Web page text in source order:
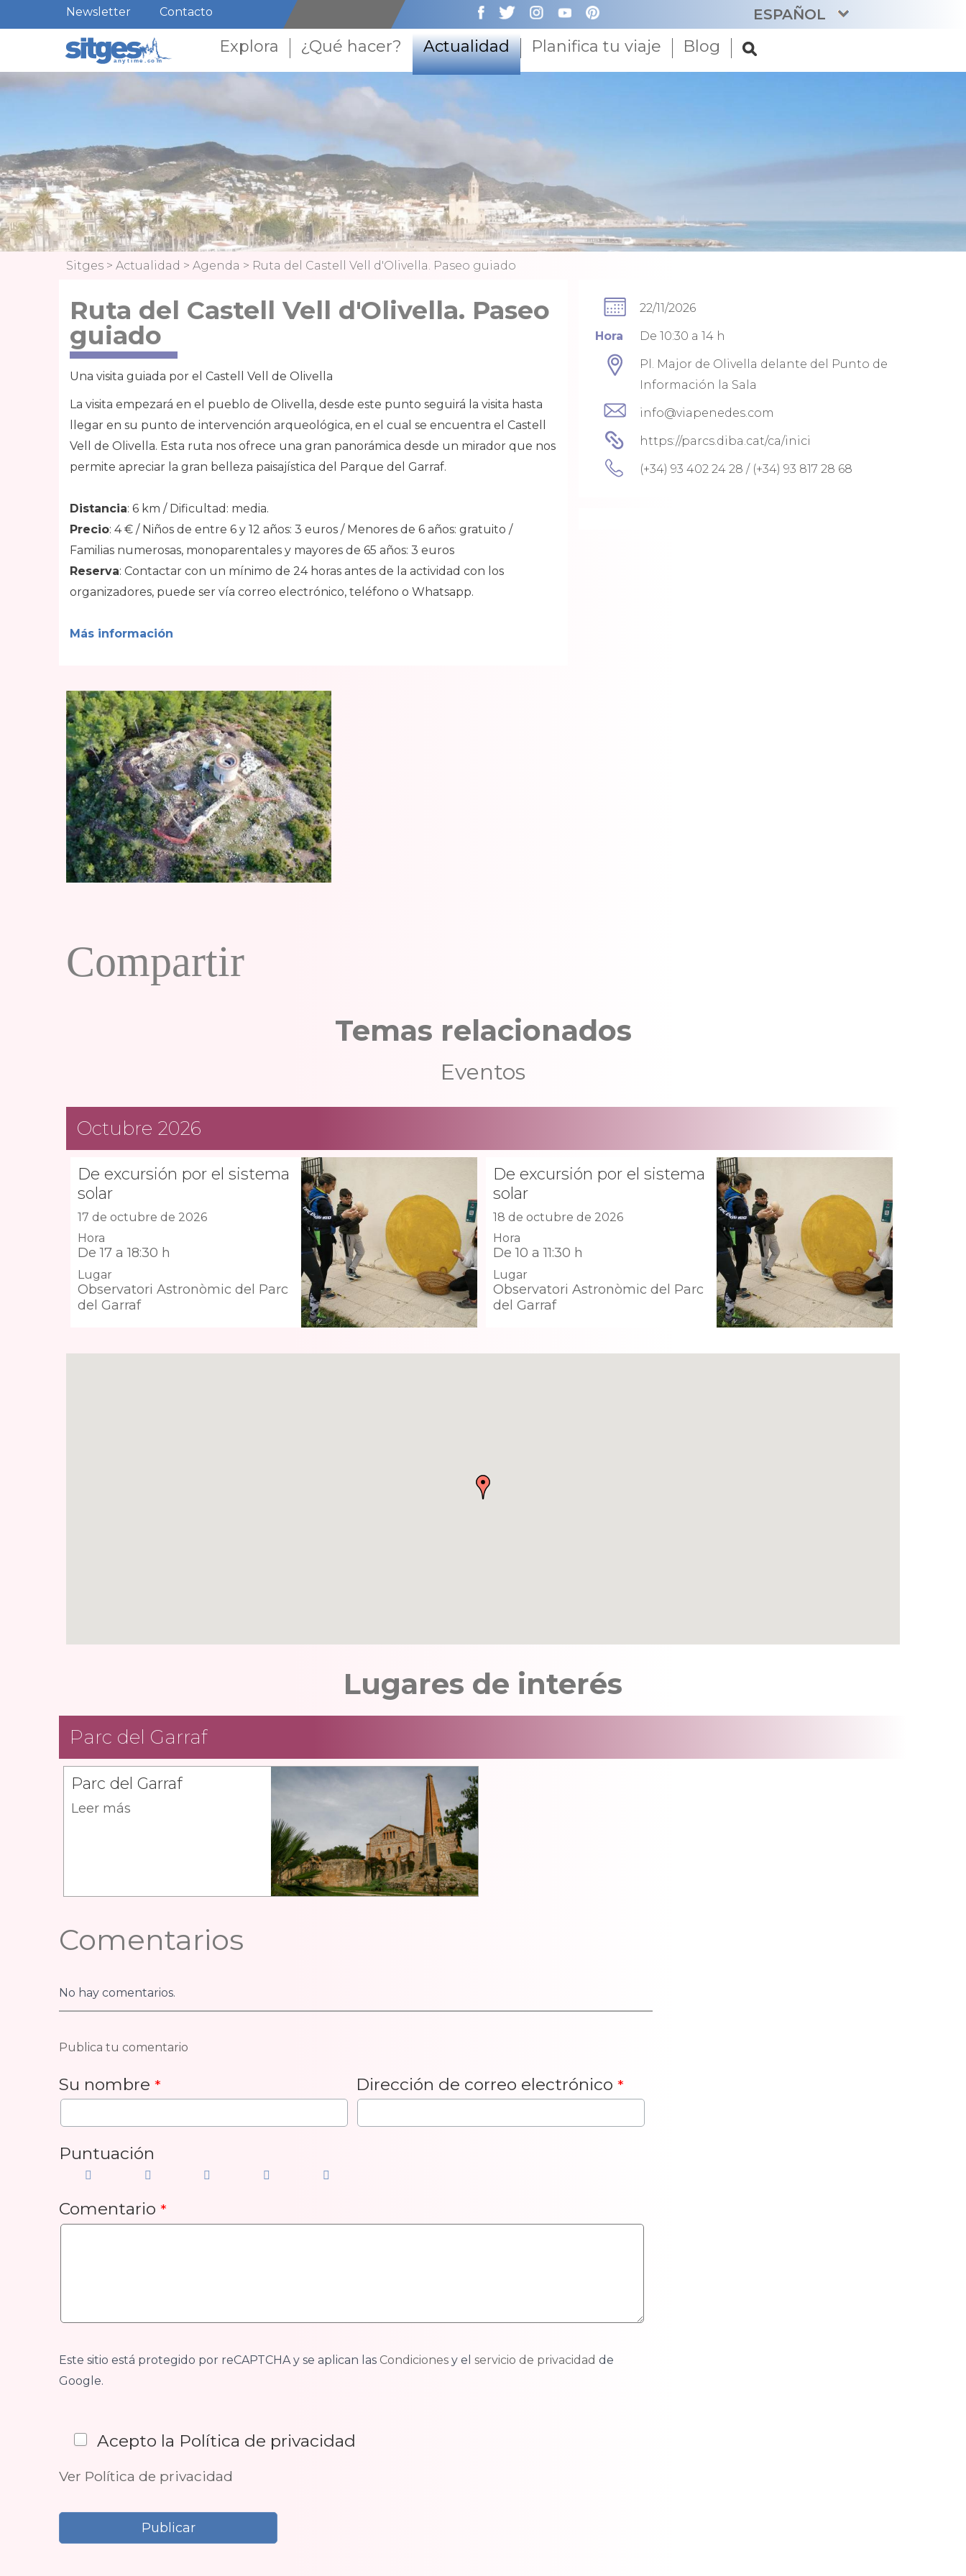
Newsletter Contacto ESPAÑOL
Explora ¿Qué hacer? Actualidad Planifica tu viaje Blog
Sitges > Actualidad > Agenda > Ruta del Castell Vell d'Olivella. Paseo guiado
Ruta del Castell Vell d'Olivella. Paseo
guiado
Una visita guiada por el Castell Vell de Olivella
La visita empezará en el pueblo de Olivella, desde este punto seguirá la visita hasta
llegar en su punto de intervención arqueológica, en el cual se encuentra el Castell
Vell de Olivella. Esta ruta nos ofrece una gran panorámica desde un mirador que nos
permite apreciar la gran belleza paisajística del Parque del Garraf.
Distancia: 6 km / Dificultad: media.
Precio: 4 € / Niños de entre 6 y 12 años: 3 euros / Menores de 6 años: gratuito /
Familias numerosas, monoparentales y mayores de 65 años: 3 euros
Reserva: Contactar con un mínimo de 24 horas antes de la actividad con los
organizadores, puede ser vía correo electrónico, teléfono o Whatsapp.
Más información
22/11/2026
Hora De 10:30 a 14 h
Pl. Major de Olivella delante del Punto de
Información la Sala
info@viapenedes.com
https://parcs.diba.cat/ca/inici
(+34) 93 402 24 28 / (+34) 93 817 28 68
Compartir
Temas relacionados
Eventos
Octubre 2026
De excursión por el sistema
solar
17 de octubre de 2026
Hora
De 17 a 18:30 h
Lugar
Observatori Astronòmic del Parc
del Garraf
De excursión por el sistema
solar
18 de octubre de 2026
Hora
De 10 a 11:30 h
Lugar
Observatori Astronòmic del Parc
del Garraf
Lugares de interés
Parc del Garraf
Parc del Garraf
Leer más
Comentarios
No hay comentarios.
Publica tu comentario
Su nombre * Dirección de correo electrónico *
Puntuación
Comentario *
Este sitio está protegido por reCAPTCHA y se aplican las Condiciones y el servicio de privacidad de
Google.
Acepto la Política de privacidad
Ver Política de privacidad